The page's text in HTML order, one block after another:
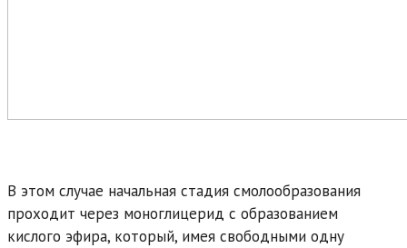
В этом случае начальная стадия смолообразования
проходит через моноглицерид с образованием
кислого эфира, который, имея свободными одну